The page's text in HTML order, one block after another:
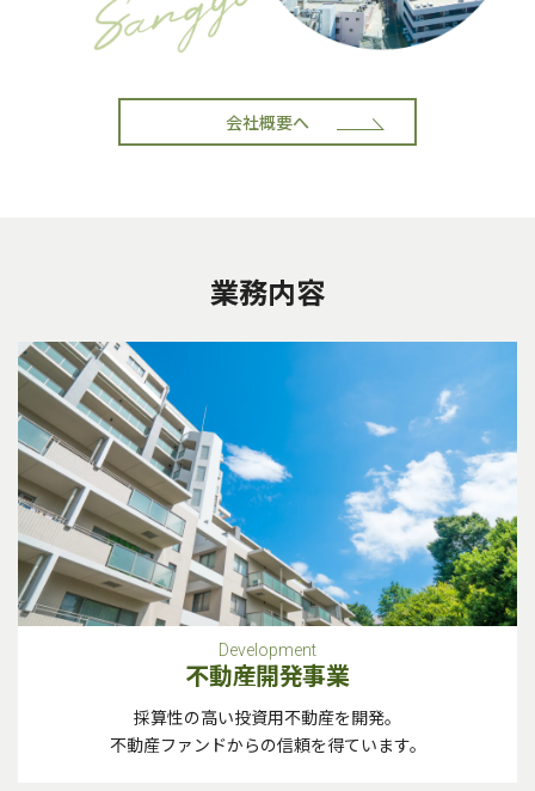
会社概要へ
業務内容
Development
不動産開発事業
採算性の高い投資用不動産を開発。
不動産ファンドからの信頼を得ています。